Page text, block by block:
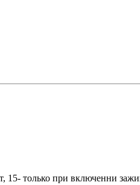
только при включенни